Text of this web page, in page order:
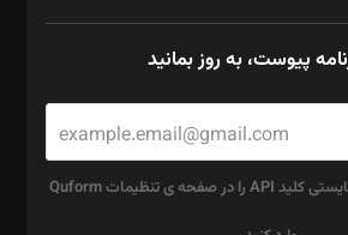
پیوست، به روز بمانید
برای استفاده از ریکپچا بایستی کلید API را در صفحه ی تنظیمات Quform